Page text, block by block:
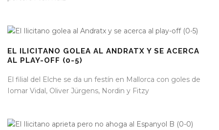
EL ILICITANO GOLEA AL ANDRATX Y SE ACERCA
AL PLAY-OFF (0-5)
El filial del Elche se da un festín en Mallorca con goles de
Iomar Vidal, Oliver Jürgens, Nordin y Fitzy